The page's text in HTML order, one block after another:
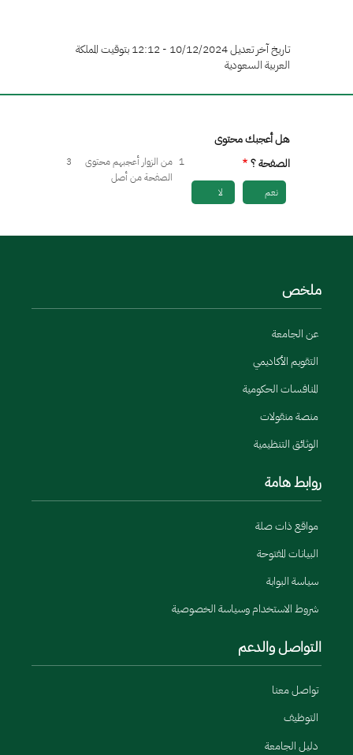
تاريخ آخر تعديل 10/12/2024 - 12:12 بتوقيت المملكة
العربية السعودية
هل أعجبك محتوى
الصفحة ؟
نعم لا
1 من الزوار أعجبهم محتوى
الصفحة من أصل
3
ملخص
عن الجامعة
التقويم الأكاديمي
المنافسات الحكومية
منصة منقولات
الوثائق التنظيمية
روابط هامة
مواقع ذات صلة
البيانات المفتوحة
سياسة البوابة
شروط الاستخدام وسياسة الخصوصية
التواصل والدعم
تواصل معنا
التوظيف
دليل الجامعة